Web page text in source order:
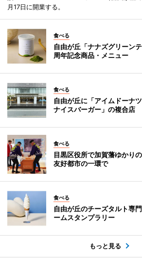
月17日に開業する。
食べる
自由が丘「ナナズグリーン
周年記念商品・メニュー
食べる
自由が丘に「アイムドーナ
ナイスバーガー」の複合店
食べる
目黒区役所で加賀藩ゆかり
友好都市の一環で
食べる
自由が丘のチーズタルト専
ームスタンプラリー
もっと見る